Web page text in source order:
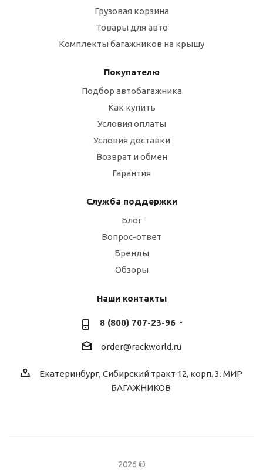
Грузовая корзина
Товары для авто
Комплекты багажников на крышу
Покупателю
Подбор автобагажника
Как купить
Условия оплаты
Условия доставки
Возврат и обмен
Гарантия
Служба поддержки
Блог
Вопрос-ответ
Бренды
Обзоры
Наши контакты
8 (800) 707-23-96
order@rackworld.ru
Екатеринбург, Сибирский тракт 12, корп. 3. МИР
БАГАЖНИКОВ
2026 ©